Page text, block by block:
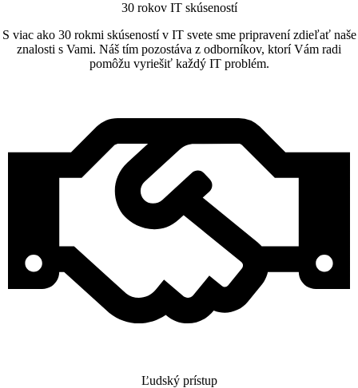
30 rokov IT skúseností
S viac ako 30 rokmi skúseností v IT svete sme pripravení zdieľať naše
znalosti s Vami. Náš tím pozostáva z odborníkov, ktorí Vám radi
pomôžu vyriešiť každý IT problém.
Ľudský prístup